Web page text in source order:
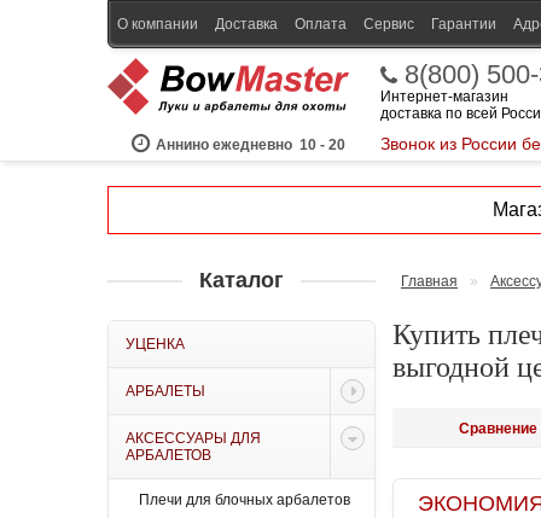
О компании Доставка Оплата Сервис Гарантии
Аннино ежедневно 10 - 20
8(800)
Интернет-магазин
доставка по всей
Звонок из России
Каталог
УЦЕНКА
АРБАЛЕТЫ
АКСЕССУАРЫ ДЛЯ
АРБАЛЕТОВ
Плечи для блочных арбалетов
Главная »
Купить
выгодной
Сравнение
ЭКОНОМИЯ